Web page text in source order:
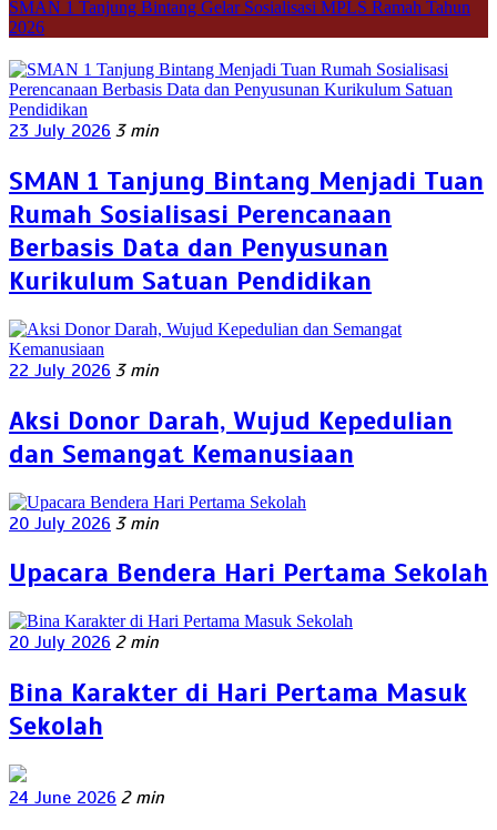
SMAN 1 Tanjung Bintang Gelar Sosialisasi MPLS Ramah Tahun
2026
23 July 2026 3 min
SMAN 1 Tanjung Bintang Menjadi Tuan
Rumah Sosialisasi Perencanaan
Berbasis Data dan Penyusunan
Kurikulum Satuan Pendidikan
22 July 2026 3 min
Aksi Donor Darah, Wujud Kepedulian
dan Semangat Kemanusiaan
20 July 2026 3 min
Upacara Bendera Hari Pertama Sekolah
20 July 2026 2 min
Bina Karakter di Hari Pertama Masuk
Sekolah
24 June 2026 2 min